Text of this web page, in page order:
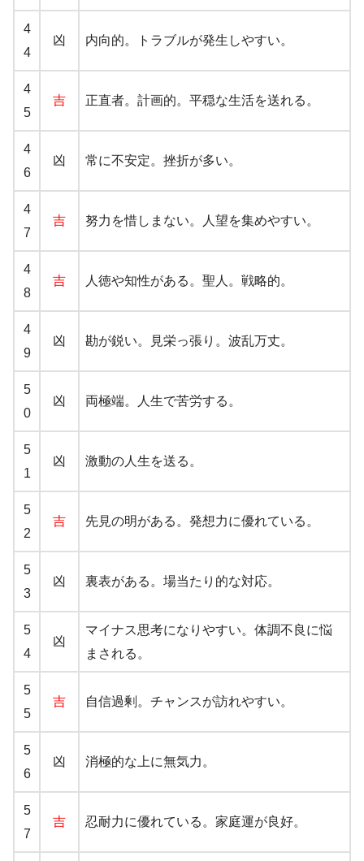
4
4
凶 内向的。トラブルが発生しやすい。
4
5
吉 正直者。計画的。平穏な生活を送れる。
4
6
凶 常に不安定。挫折が多い。
4
7
吉 努力を惜しまない。人望を集めやすい。
4
8
吉 人徳や知性がある。聖人。戦略的。
4
9
凶 勘が鋭い。見栄っ張り。波乱万丈。
5
0
凶 両極端。人生で苦労する。
5
1
凶 激動の人生を送る。
5
2
吉 先見の明がある。発想力に優れている。
5
3
凶 裏表がある。場当たり的な対応。
5
4
凶
マイナス思考になりやすい。体調不良に悩
まされる。
5
5
吉 自信過剰。チャンスが訪れやすい。
5
6
凶 消極的な上に無気力。
5
7
吉 忍耐力に優れている。家庭運が良好。